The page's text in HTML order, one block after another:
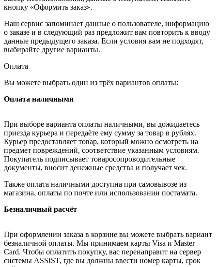
кнопку «Оформить заказ».
Наш сервис запоминает данные о пользователе, информацию
о заказе и в следующий раз предложит вам повторить к вводу
данные предыдущего заказа. Если условия вам не подходят,
выбирайте другие варианты.
Оплата
Вы можете выбрать один из трёх вариантов оплаты:
Оплата наличными
При выборе варианта оплаты наличными, вы дожидаетесь
приезда курьера и передаёте ему сумму за товар в рублях.
Курьер предоставляет товар, который можно осмотреть на
предмет повреждений, соответствие указанным условиям.
Покупатель подписывает товаросопроводительные
документы, вносит денежные средства и получает чек.
Также оплата наличными доступна при самовывозе из
магазина, оплаты по почте или использовании постамата.
Безналичный расчёт
При оформлении заказа в корзине вы можете выбрать вариант
безналичной оплаты. Мы принимаем карты Visa и Master
Card. Чтобы оплатить покупку, вас перенаправит на сервер
системы ASSIST, где вы должны ввести номер карты, срок